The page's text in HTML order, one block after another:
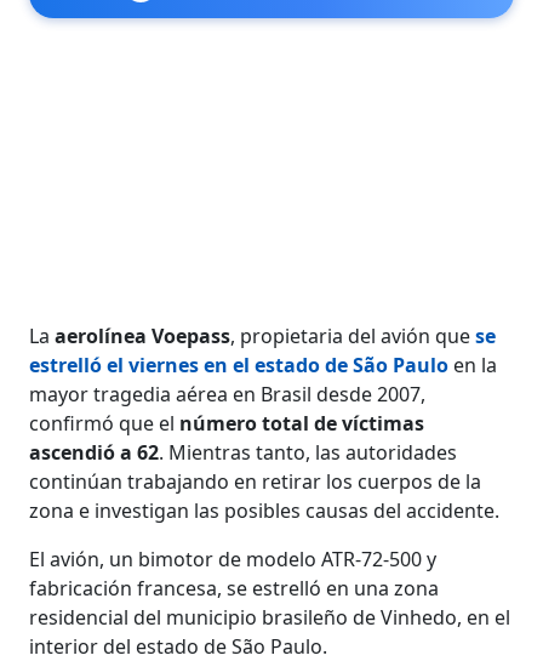
Laaerolínea Voepass, propietaria del avión quese
estrelló el viernes en el estado de São Paulo en la
mayor tragedia aérea en Brasil desde 2007,
confirmó que el número total de víctimas
ascendió a 62. Mientras tanto, las autoridades
continúan trabajando en retirar los cuerpos de la
zona e investigan las posibles causas del accidente.
El avión, un bimotor de modelo ATR-72-500 y
fabricación francesa, se estrelló en una zona
residencial del municipio brasileño de Vinhedo, en el
interior del estado de São Paulo.